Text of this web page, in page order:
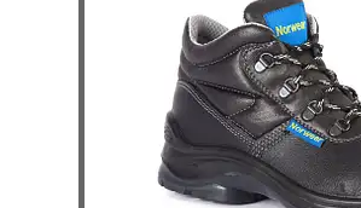
gekozen
worden
op
de